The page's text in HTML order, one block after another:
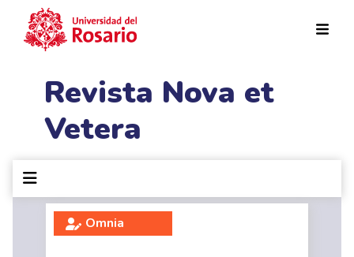
Revista Nova et
Vetera
Omnia